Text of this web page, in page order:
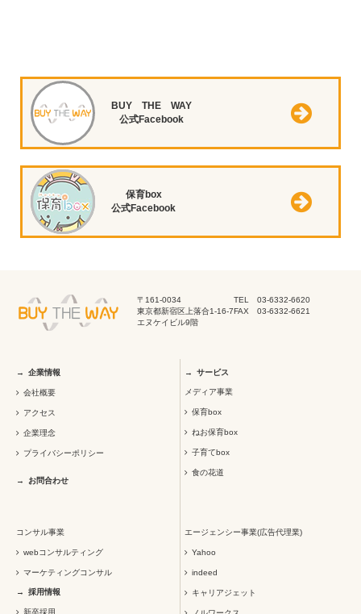
BUY THE WAY
公式Facebook
保育box
公式Facebook
〒161-0034
東京都新宿区上落合1-16-7
エヌケイビル9階
TEL 03-6332-6620
FAX 03-6332-6621
企業情報
会社概要
アクセス
企業理念
プライバシーポリシー
お問合わせ
サービス
メディア事業
保育box
ねお保育box
子育てbox
食の花道
コンサル事業
webコンサルティング
マーケティングコンサル
エージェンシー事業(広告代理業)
Yahoo
indeed
キャリアジェット
採用情報
新卒採用